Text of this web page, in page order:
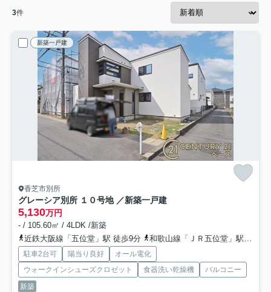
3件
新築一戸建
香芝市別所
グレーシア別所 １０号地 ／新築一戸建
5,130万円
- / 105.60㎡ / 4LDK /新築
近鉄大阪線「五位堂」駅 徒歩9分
和歌山線「ＪＲ五位堂」駅 徒歩10分
駐車2台可 陽当り良好
オール電化
ウォークインシューズクロゼット
食器洗い乾燥機
バルコニー
新築